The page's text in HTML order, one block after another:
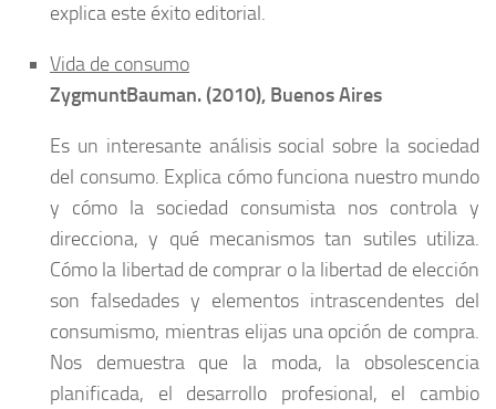
explica este éxito editorial.
Vida de consumo
ZygmuntBauman. (2010), Buenos Aires
Es un interesante análisis social sobre la sociedad
del consumo. Explica cómo funciona nuestro mundo
y cómo la sociedad consumista nos controla y
direcciona, y qué mecanismos tan sutiles utiliza.
Cómo la libertad de comprar o la libertad de elección
son falsedades y elementos intrascendentes del
consumismo, mientras elijas una opción de compra.
Nos demuestra que la moda, la obsolescencia
planificada, el desarrollo profesional, el cambio